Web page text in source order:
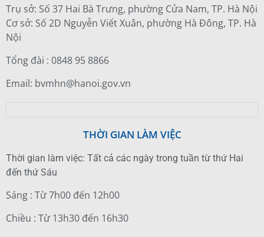
Trụ sở: Số 37 Hai Bà Trưng, phường Cửa Nam, TP. Hà Nội
Cơ sở: Số 2D Nguyễn Viết Xuân, phường Hà Đông, TP. Hà
Nội
Tổng đài : 0848 95 8866
Email: bvmhn@hanoi.gov.vn
THỜI GIAN LÀM VIỆC
Thời gian làm việc: Tất cả các ngày trong tuần từ thứ Hai
đến thứ Sáu
Sáng : Từ 7h00 đến 12h00
Chiều : Từ 13h30 đến 16h30